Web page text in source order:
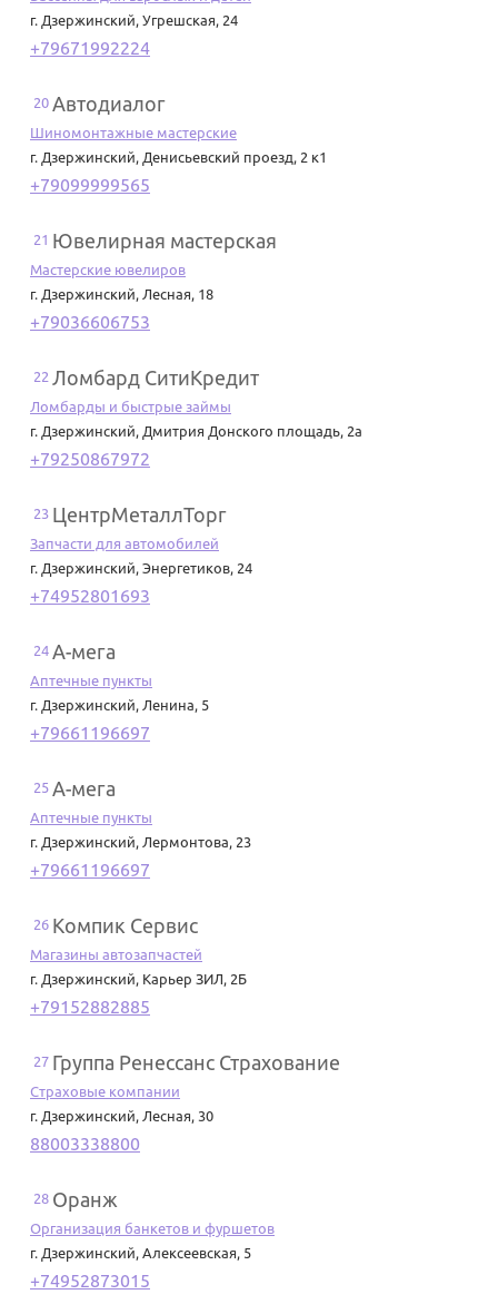
г. Дзержинский, Угрешская, 24
+79671992224
20 Автодиалог
Шиномонтажные мастерские
г. Дзержинский, Денисьевский проезд, 2 к1
+79099999565
21 Ювелирная мастерская
Мастерские ювелиров
г. Дзержинский, Лесная, 18
+79036606753
22 Ломбард СитиКредит
Ломбарды и быстрые займы
г. Дзержинский, Дмитрия Донского площадь, 2а
+79250867972
23 ЦентрМеталлТорг
Запчасти для автомобилей
г. Дзержинский, Энергетиков, 24
+74952801693
24 А-мега
Аптечные пункты
г. Дзержинский, Ленина, 5
+79661196697
25 А-мега
Аптечные пункты
г. Дзержинский, Лермонтова, 23
+79661196697
26 Компик Сервис
Магазины автозапчастей
г. Дзержинский, Карьер ЗИЛ, 2Б
+79152882885
27 Группа Ренессанс Страхование
Страховые компании
г. Дзержинский, Лесная, 30
88003338800
28 Оранж
Организация банкетов и фуршетов
г. Дзержинский, Алексеевская, 5
+74952873015